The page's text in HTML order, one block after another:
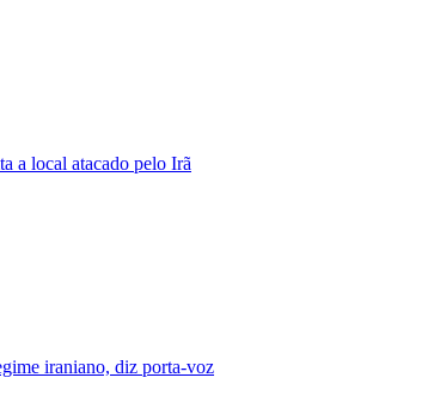
a local atacado pelo Irã
iraniano, diz porta-voz